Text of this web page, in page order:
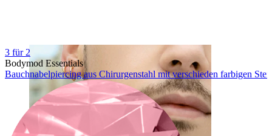
3 für 2
Bodymod Essentials
Bauchnabelpiercing aus Chirurgenstahl mit verschieden farbigen